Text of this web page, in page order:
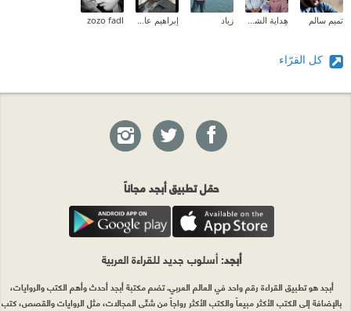
تميم سالم هِداية الشحروري زياد إبراهيم عادل zozo fadl
كل القرّاء
حمّل تطبيق أبجد مجاناً
أبجد: أسلوب جديد للقراءة العربية
أبجد هو تطبيق القراءة رقم واحد في العالم العربي. تضم مكتبة أبجد أحدث وأهم الكتب والروايات،
بالإضافة إلى الكتب الأكثر مبيعاً والكتب الأكثر رواجاً من شتّى المجالات، مثل الروايات والقصص، كتب